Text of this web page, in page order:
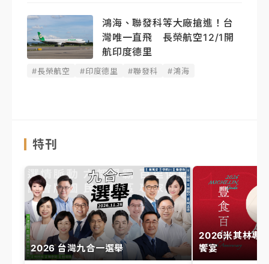
鴻海、聯發科等大廠搶進！台
灣唯一直飛 長榮航空12/1開
航印度德里
#長榮航空 #印度德里 #聯發科 #鴻海
特刊
2026 台灣九合一選舉
2026米其林專
饗宴